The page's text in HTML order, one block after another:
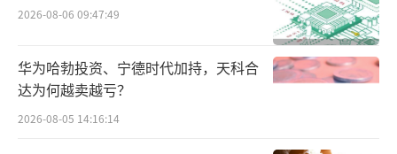
于为消费者带来一款真正无糖、口感卓越的茶
饮体验。
果味茶、植物茶起势为消费者带来味蕾新
2026-08-06 09:47:49
华为哈勃投资、宁德时代加持，天科合
达为何越卖越亏？
2026-08-05 14:16:14